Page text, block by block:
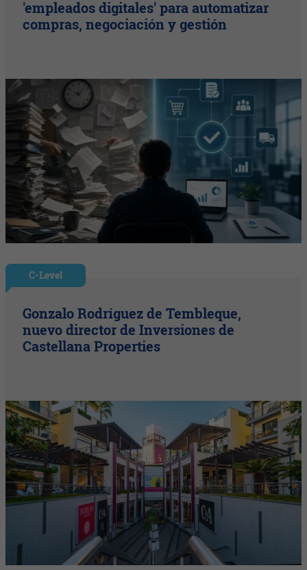
'empleados digitales' para automatizar
compras, negociación y gestión
C-Level
Gonzalo Rodríguez de Tembleque,
nuevo director de Inversiones de
Castellana Properties